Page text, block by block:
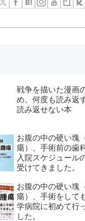
戦争を描いた漫画
め。何度も読み返
読み返せない本
お腹の中の硬い塊
瘍）、手術前の歯
入院スケジュール
受けてきました。
お腹の中の硬い塊
瘍）、手術をして
学病院に初めて行
した。